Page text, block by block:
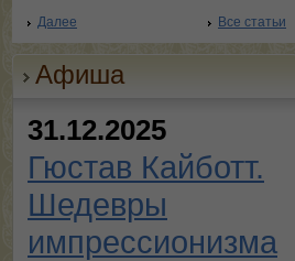
Далее Все статьи
Афиша
31.12.2025
Гюстав Кайботт.
Шедевры
импрессионизма